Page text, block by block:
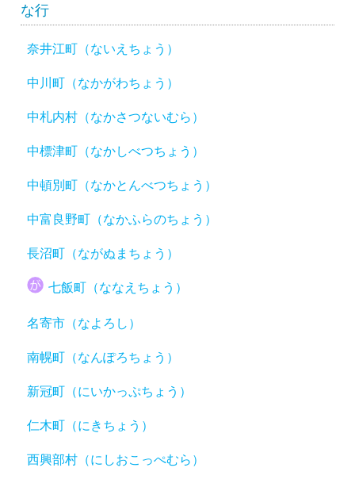
な行
奈井江町（ないえちょう）
中川町（なかがわちょう）
中札内村（なかさつないむら）
中標津町（なかしべつちょう）
中頓別町（なかとんべつちょう）
中富良野町（なかふらのちょう）
長沼町（ながぬまちょう）
七飯町（ななえちょう）
名寄市（なよろし）
南幌町（なんぽろちょう）
新冠町（にいかっぷちょう）
仁木町（にきちょう）
西興部村（にしおこっぺむら）